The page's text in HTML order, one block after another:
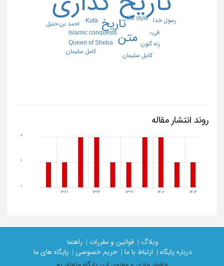
تاریخ
متنIslamic conquests
Kufa life style
Queen of Sheba
فیء
کامل سلیمان
احمد بن حنبل رسول خدا
رنه گنون
کامل سلیمان
روند انتشار مقاله
1378 1394 1397 1402 1404
0
1
2
وبلاگ | قوانین و مقررات |
راهنما
درباره پایگاه |
ارتباط با ما | حریم خصوصی |
پایگاه های ما
حقوق مادی و معنوی اين پايگاه متعلق به